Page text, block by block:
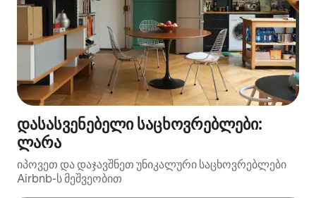
დასასვენებელი საცხოვრებლები:
ლარა
იპოვეთ და დაჯავშნეთ უნიკალური საცხოვრებლები
Airbnb-ს მეშვეობით